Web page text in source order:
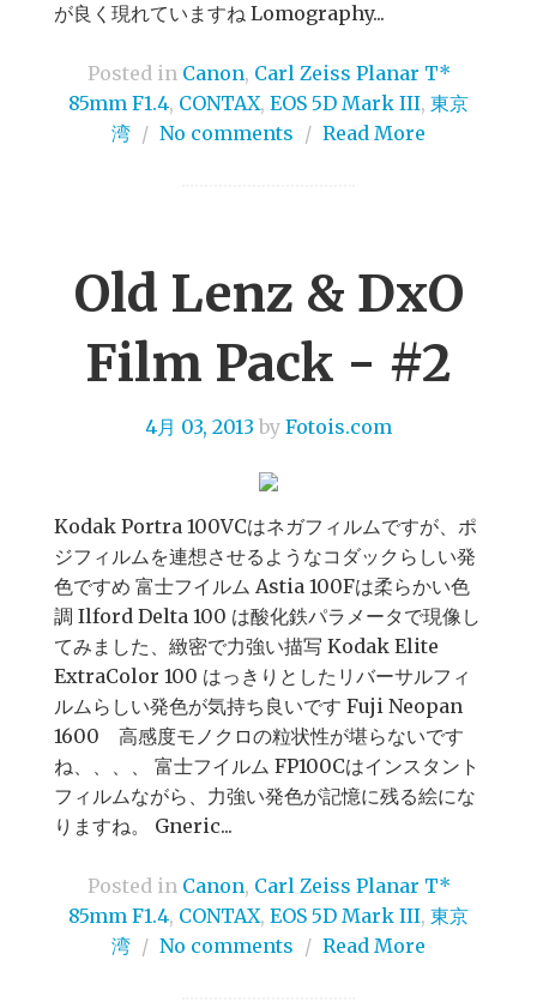
が良く現れていますね Lomography...
Posted in Canon, Carl Zeiss Planar T*
85mm F1.4, CONTAX, EOS 5D Mark III, 東京
湾 / No comments / Read More
Old Lenz & DxO
Film Pack - #2
4月 03, 2013 by Fotois.com
Kodak Portra 100VCはネガフィルムですが、ポ
ジフィルムを連想させるようなコダックらしい発
色ですめ 富士フイルム Astia 100Fは柔らかい色
調 Ilford Delta 100 は酸化鉄パラメータで現像し
てみました、緻密で力強い描写 Kodak Elite
ExtraColor 100 はっきりとしたリバーサルフィ
ルムらしい発色が気持ち良いです Fuji Neopan
1600 高感度モノクロの粒状性が堪らないです
ね、、、、 富士フイルム FP100Cはインスタント
フィルムながら、力強い発色が記憶に残る絵にな
りますね。 Gneric...
Posted in Canon, Carl Zeiss Planar T*
85mm F1.4, CONTAX, EOS 5D Mark III, 東京
湾 / No comments / Read More